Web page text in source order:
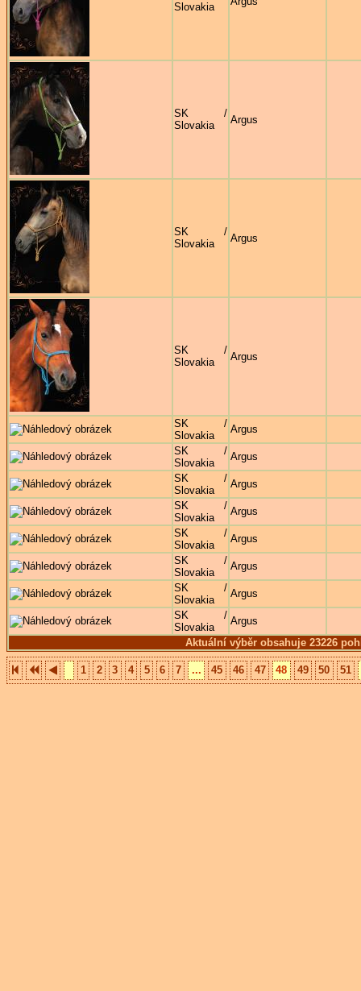
Aktuální výběr obsahuje 23226
Slovakia
SK /
Slovakia
Argus
SK /
Slovakia
Argus
SK /
Slovakia
Argus
SK /
Slovakia
Argus
SK /
Slovakia
Argus
SK /
Slovakia
Argus
SK /
Slovakia
Argus
SK /
Slovakia
Argus
SK /
Slovakia
Argus
SK /
Slovakia
Argus
SK /
Slovakia
Argus
1 2 3 4 5 6 7 ... 45 46 47 48 49 50 51